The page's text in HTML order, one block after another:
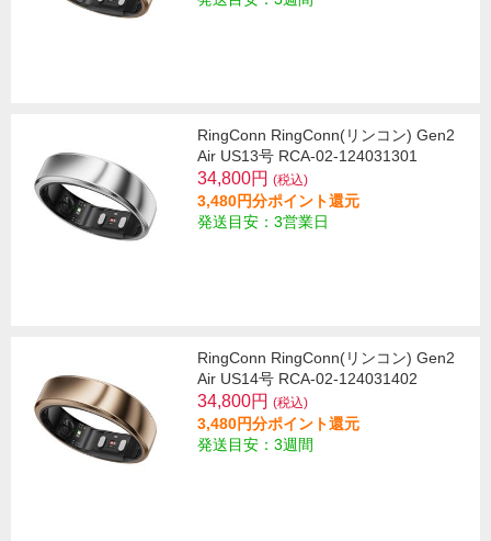
RingConn RingConn(リンコン) Gen2
Air US13号 RCA-02-124031301
34,800円 (税込)
3,480円分ポイント還元
発送目安：3営業日
RingConn RingConn(リンコン) Gen2
Air US14号 RCA-02-124031402
34,800円 (税込)
3,480円分ポイント還元
発送目安：3週間